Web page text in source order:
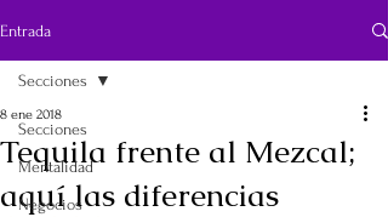
Entrada
Secciones
Mentalidad
Negocios
Secciones
Tequila frente al Mezcal;
aquí las diferencias
8 ene 2018